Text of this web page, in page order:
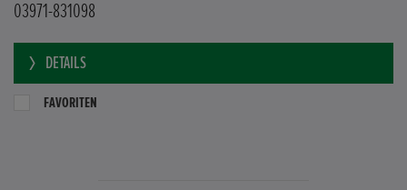
03971-831098
DETAILS
FAVORITEN